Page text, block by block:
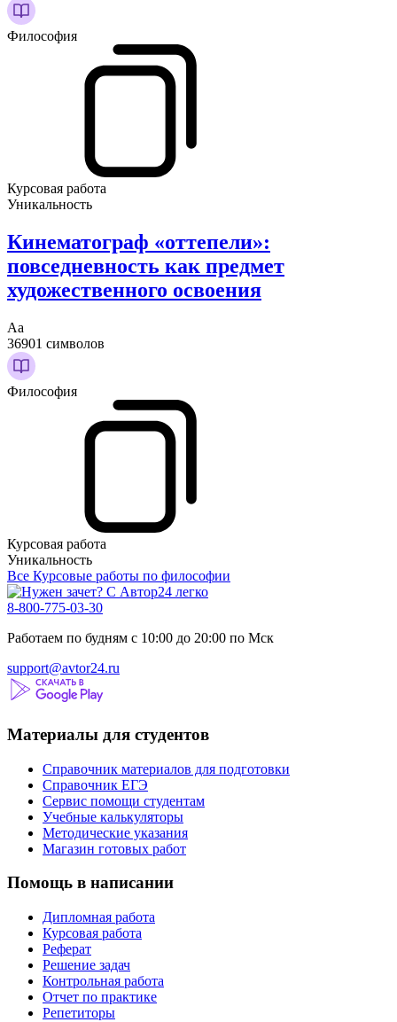
Философия
Курсовая работа
Уникальность
Кинематограф «оттепели»:
повседневность как предмет
художественного освоения
Аа
36901 символов
Философия
Курсовая работа
Уникальность
Все Курсовые работы по философии
8-800-775-03-30
Работаем по будням с 10:00 до 20:00 по Мск
support@avtor24.ru
Материалы для студентов
Справочник материалов для подготовки
Справочник ЕГЭ
Сервис помощи студентам
Учебные калькуляторы
Методические указания
Магазин готовых работ
Помощь в написании
Дипломная работа
Курсовая работа
Реферат
Решение задач
Контрольная работа
Отчет по практике
Репетиторы